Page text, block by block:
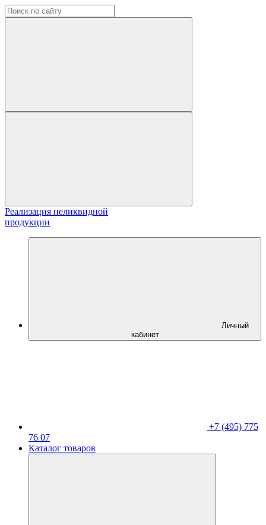
Реализация неликвидной
продукции
Личный
кабинет
+7 (495) 775
76 07
Каталог товаров